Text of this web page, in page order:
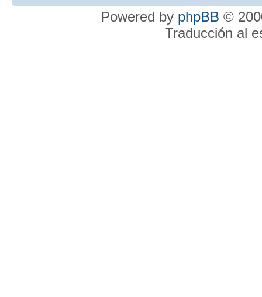
Powered by phpBB ©
Traducción al